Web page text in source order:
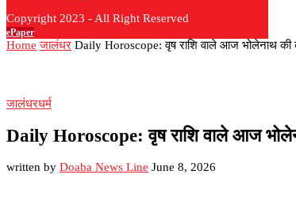
Copyright 2023 - All Right Reserved
ePaper
Home जालंधर Daily Horoscope: वृष राशि वाले आज भोलेनाथ की
जालंधरधर्म
Daily Horoscope: वृष राशि वाले आज
written by Doaba News Line June 8, 2026